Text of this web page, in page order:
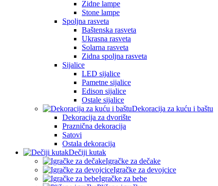
Zidne lampe
Stone lampe
Spoljna rasveta
Baštenska rasveta
Ukrasna rasveta
Solarna rasveta
Zidna spoljna rasveta
Sijalice
LED sijalice
Pametne sijalice
Edison sijalice
Ostale sijalice
Dekoracija za kuću i baštu
Dekoracija za dvorište
Praznična dekoracija
Satovi
Ostala dekoracija
Dečiji kutak
Igračke za dečake
Igračke za devojcice
Igračke za bebe